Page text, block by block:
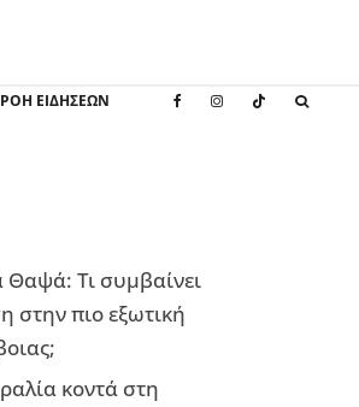
ΡΟΗ ΕΙΔΗΣΕΩΝ
Τι συμβαίνει
στην πιο εξωτική
κοντά στη